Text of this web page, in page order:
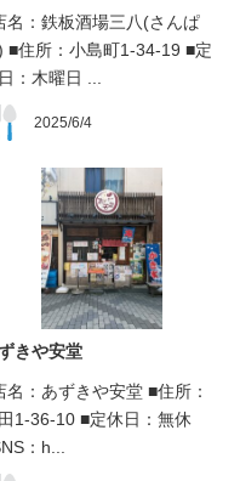
名：鉄板酒場三八(さんぱ
■住所：小島町1-34-19 ■定
：木曜日 ...
2025/6/4
きや安堂
名：あずきや安堂 ■住所：
1-36-10 ■定休日：無休
：h...